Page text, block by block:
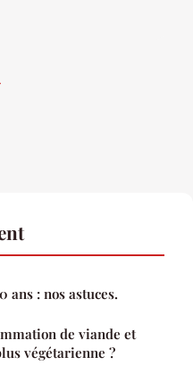
ans : nos astuces.
de viande et
végétarienne ?